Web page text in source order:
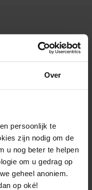
Over
persoonlijk te
zijn nodig om de
u nog beter te helpen
om u gedrag op
geheel anoniem.
op oké!
van 08:30 to 17:00 uur
en België